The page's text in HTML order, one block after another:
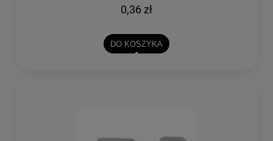
0,36 zł
DO KOSZYKA